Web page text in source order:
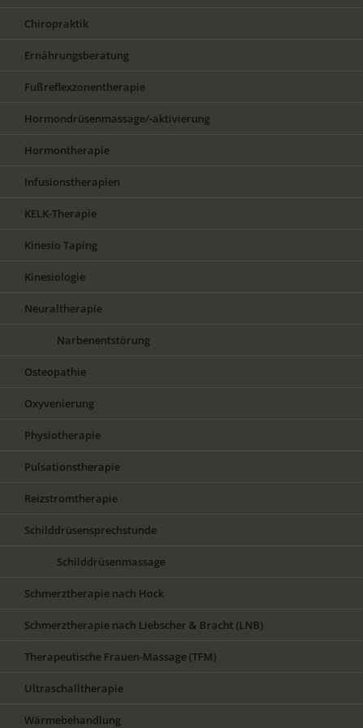
Chiropraktik
Ernährungsberatung
Fußreflexzonentherapie
Hormondrüsenmassage/-aktivierung
Hormontherapie
Infusionstherapien
KELK-Therapie
Kinesio Taping
Kinesiologie
Neuraltherapie
Narbenentstörung
Osteopathie
Oxyvenierung
Physiotherapie
Pulsationstherapie
Reizstromtherapie
Schilddrüsensprechstunde
Schilddrüsenmassage
Schmerztherapie nach Hock
Schmerztherapie nach Liebscher & Bracht (LNB)
Therapeutische Frauen-Massage (TFM)
Ultraschalltherapie
Wärmebehandlung